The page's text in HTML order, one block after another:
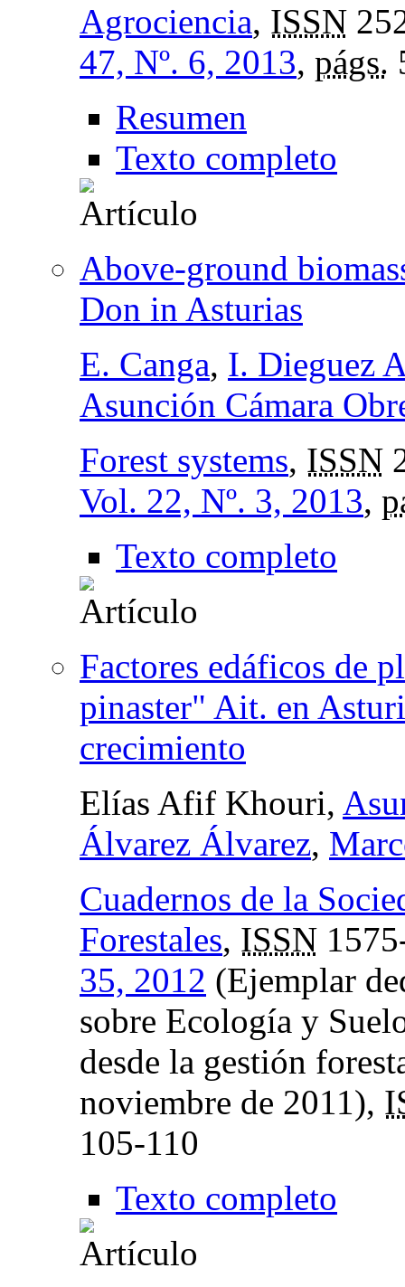
Agrociencia, ISSN
47, Nº. 6, 2013, págs.
Resumen
Texto completo
Above-ground
Don in Asturias
E. Canga, I. Dieguez
Asunción Cámara
Forest systems, ISSN
Vol. 22, Nº. 3, 2013,
Texto completo
Factores edáficos de
pinaster" Ait. en
crecimiento
Elías Afif Khouri,
Álvarez Álvarez,
Cuadernos de la
Forestales, ISSN
35, 2012 (Ejemplar
sobre Ecología y
desde la gestión
noviembre de 2011),
105-110
Texto completo